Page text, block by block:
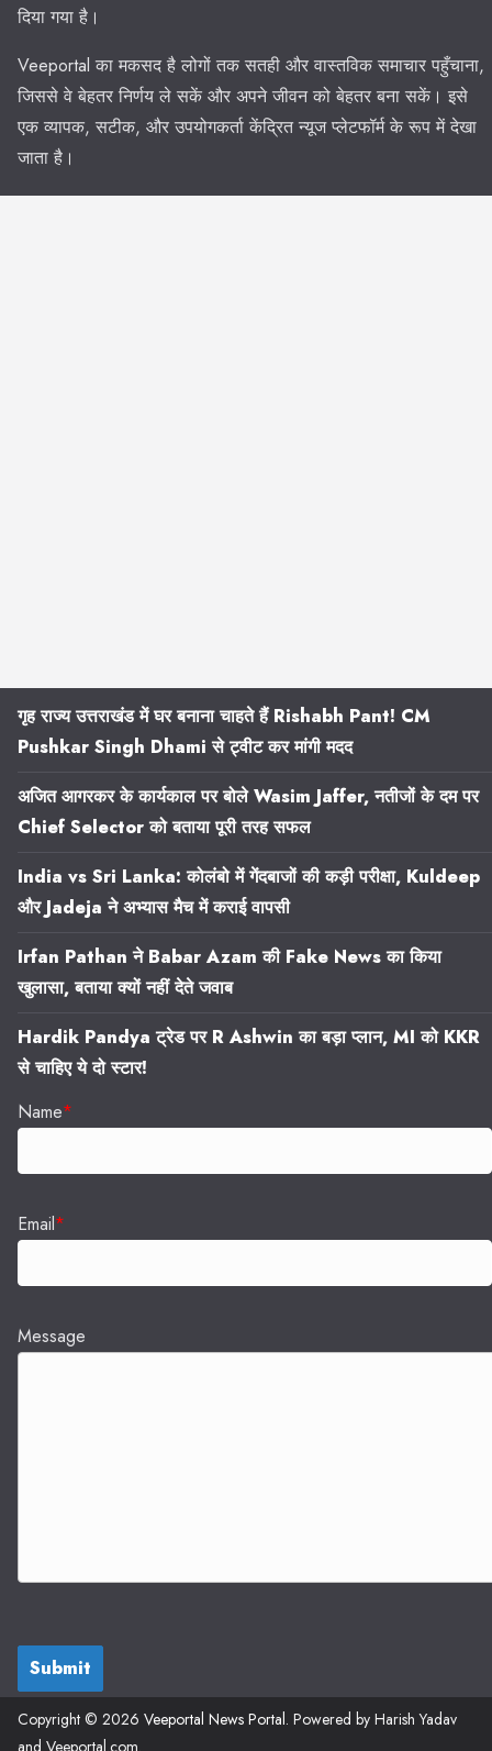
दिया गया है।
Veeportal का मकसद है लोगों तक सतही और वास्तविक समाचार पहुँचाना,
जिससे वे बेहतर निर्णय ले सकें और अपने जीवन को बेहतर बना सकें। इसे
एक व्यापक, सटीक, और उपयोगकर्ता केंद्रित न्यूज प्लेटफॉर्म के रूप में देखा
जाता है।
गृह राज्य उत्तराखंड में घर बनाना चाहते हैं Rishabh Pant! CM
Pushkar Singh Dhami से ट्वीट कर मांगी मदद
अजित आगरकर के कार्यकाल पर बोले Wasim Jaffer, नतीजों के दम पर
Chief Selector को बताया पूरी तरह सफल
India vs Sri Lanka: कोलंबो में गेंदबाजों की कड़ी परीक्षा, Kuldeep
और Jadeja ने अभ्यास मैच में कराई वापसी
Irfan Pathan ने Babar Azam की Fake News का किया
खुलासा, बताया क्यों नहीं देते जवाब
Hardik Pandya ट्रेड पर R Ashwin का बड़ा प्लान, MI को KKR
से चाहिए ये दो स्टार!
Name*
Email*
Message
Submit
Copyright © 2026 Veeportal News Portal. Powered by Harish Yadav
and Veeportal.com.